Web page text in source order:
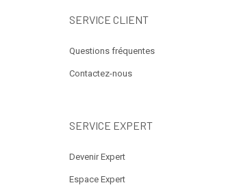
SERVICE CLIENT
Questions fréquentes
Contactez-nous
SERVICE EXPERT
Devenir Expert
Espace Expert